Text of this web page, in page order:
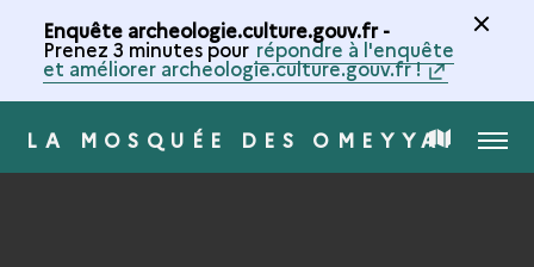
Enquête archeologie.culture.gouv.fr -
Prenez 3 minutes pour répondre à l'enquête
et améliorer archeologie.culture.gouv.fr !
LA MOSQUÉE DES OMEYYADES
CARTE MENU